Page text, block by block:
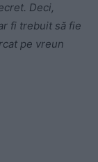
Deci,
fi trebuit să fie
pe vreun